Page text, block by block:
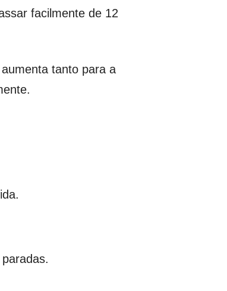
facilmente de 12
tanto para a